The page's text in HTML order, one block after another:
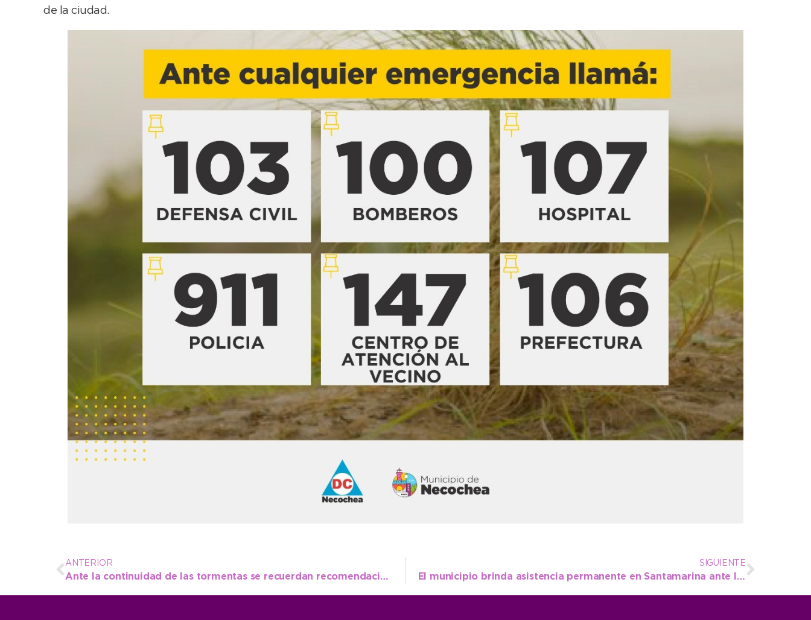
de la ciudad.
ANTERIOR
Ante la continuidad de las tormentas se recuerdan recomendaciones preventivas
SIGUIENTE
El municipio brinda asistencia permanente en Santamarina ante las complicaciones por el temporal